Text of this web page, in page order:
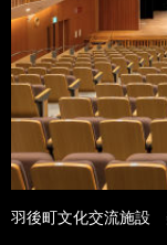
羽後町文化交流施設